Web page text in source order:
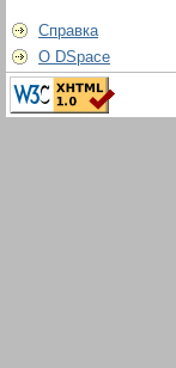
Справка
О DSpace